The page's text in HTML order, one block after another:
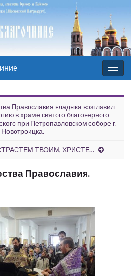
Вкл/
выкл
Православия владыка возглавил
в храме святого благоверного
при Петропавловском соборе г.
Новотроицка.
ТВОИМ, ХРИСТЕ…
Православия.